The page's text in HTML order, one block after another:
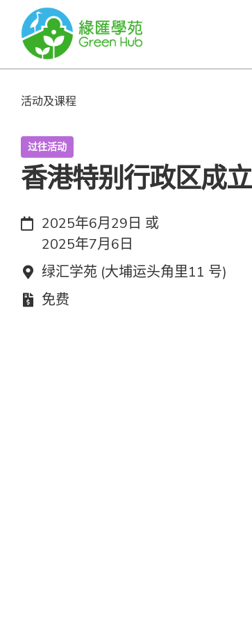
活动及课程
过往活动
香港特别行政区成
日期：
2025年6月29日 或
2025年7月6日
地点：
绿汇学苑 (大埔运头角里11 号)
费用：
免费